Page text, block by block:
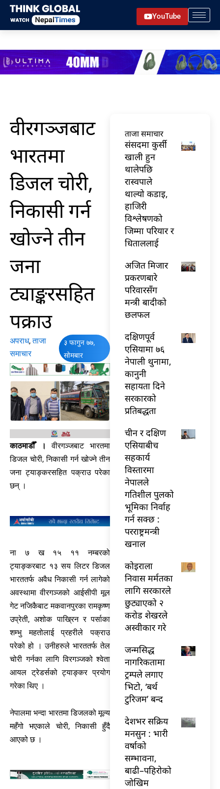
Skip
content
YouTube
वीरगञ्जबाट
भारतमा
डिजल चोरी,
निकासी गर्न
खोज्ने तीन
जना
ट्याङ्करसहित
पक्राउ
अपराध,ताजा
समाचार
३ फागुन ७७,
सोमबार
काठमाडौँ ।
वीरगञ्जबाट भारतमा
डिजल चोरी, निकासी गर्न खोज्ने तीन
जना ट्याङ्करसहित पक्राउ परेका
छन् ।
ना ७ ख १५ ११ नम्बरको
ट्याङ्करबाट १३ सय लिटर डिजल
भारततर्फ अवैध निकासी गर्न लागेको
अवस्थामा वीरगञ्जको आईसीपी मूल
गेट नजिकैबाट मकवानपुरका रामकृष्ण
उप्रेती, अशोक पाख्रिन र पर्साका
शम्भु महतोलाई प्रहरीले पक्राउ
परेको हो । उनीहरुले भारततर्फ तेल
चोरी गर्नका लागि विरगञ्जको श्वेता
आयल ट्रेडर्सको ट्याङ्कर प्रयोग
गरेका थिए ।
नेपालमा भन्दा भारतमा डिजलको मूल्य
महँगो भएकाले चोरी, निकासी हुँदै
आएको छ ।
ताजा समाचार
संसदमा कुर्सी
खाली हुन
थालेपछि
रास्वपाले
थाल्यो कडाइ,
हाजिरी
विश्लेषणको
जिम्मा परियार र
धिताललाई
अजित मिजार
प्रकरणबारे
परिवारसँग
मन्त्री बादीको
छलफल
दक्षिणपूर्व
एसियामा ७६
नेपाली थुनामा,
कानुनी
सहायता दिने
सरकारको
प्रतिबद्धता
चीन र दक्षिण
एसियाबीच
सहकार्य
विस्तारमा
नेपालले
गतिशील पुलको
भूमिका निर्वाह
गर्न सक्छ :
परराष्ट्रमन्त्री
खनाल
कोइराला
निवास मर्मतका
लागि सरकारले
छुट्याएको २
करोड शेखरले
अस्वीकार गरे
जन्मसिद्ध
नागरिकतामा
ट्रम्पले लगाए
भिटो, ‘बर्थ
टुरिजम’ बन्द
देशभर सक्रिय
मनसुन : भारी
वर्षाको
सम्भावना,
बाढी–पहिरोको
जोखिम